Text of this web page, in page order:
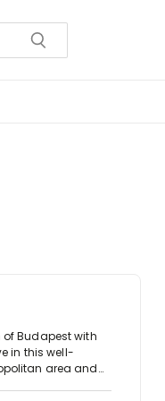
of Budapest with
in this well-
area and